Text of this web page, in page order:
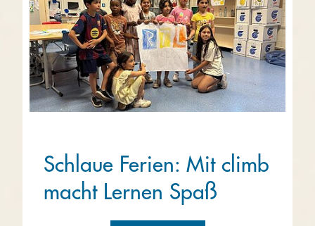
Schlaue Ferien: Mit climb
macht Lernen Spaß